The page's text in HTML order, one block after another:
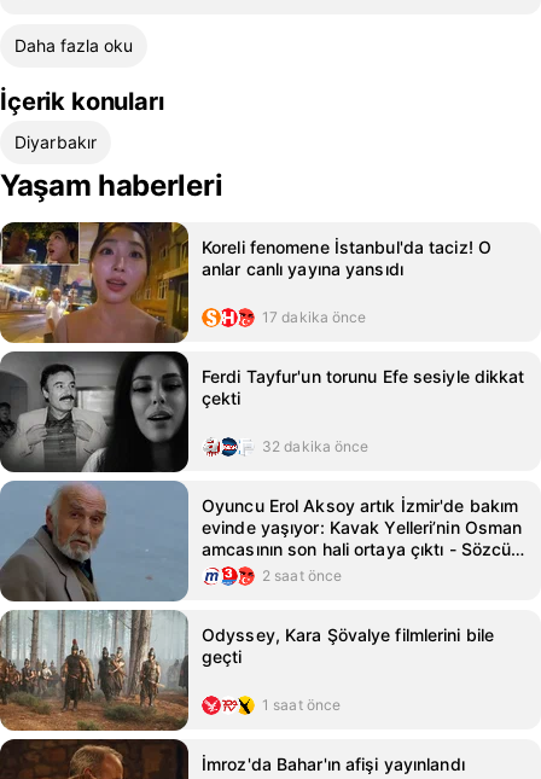
Daha fazla oku
İçerik konuları
Diyarbakır
Yaşam haberleri
Koreli fenomene İstanbul'da taciz! O
anlar canlı yayına yansıdı
17 dakika önce
Ferdi Tayfur'un torunu Efe sesiyle dikkat
çekti
32 dakika önce
Oyuncu Erol Aksoy artık İzmir'de bakım
evinde yaşıyor: Kavak Yelleri’nin Osman
amcasının son hali ortaya çıktı - Sözcü
Gazetesi2 saat önce
Odyssey, Kara Şövalye filmlerini bile
geçti
1 saat önce
İmroz'da Bahar'ın afişi yayınlandı